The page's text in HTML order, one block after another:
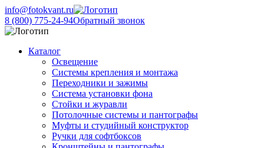
info@fotokvant.ru
8 (800) 775-24-94Обратный звонок
Каталог
Освещение
Системы крепления и монтажа
Переходники и зажимы
Система установки фона
Стойки и журавли
Потолочные системы и пантографы
Муфты и студийный конструктор
Ручки для софтбоксов